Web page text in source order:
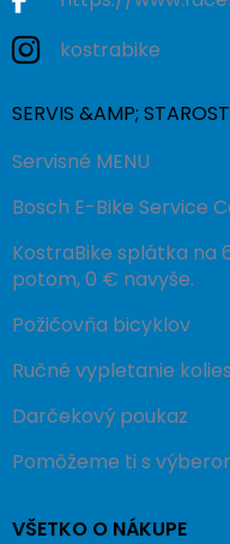
kostrabike
SERVIS &AMP;
Servisné MENU
Bosch E-Bike Service
KostraBike splátka na
potom, 0 € navyše.
Požičovňa bicyklov
Ručné vypletanie kolies
Darčekový poukaz
Pomôžeme ti s
VŠETKO O NÁKUPE